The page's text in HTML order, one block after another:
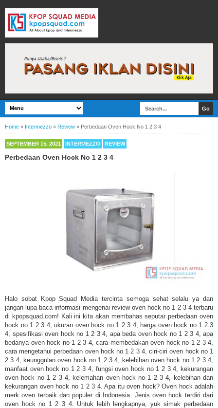
Home » Intermezzo » Review » Perbedaan Oven Hock No 1 2 3 4
SEPTEMBER 15, 2021 INTERMEZZO REVIEW
Perbedaan Oven Hock No 1 2 3 4
Halo sobat Kpop Squad Media tercinta semoga sehat selalu ya dan
jangan lupa baca informasi mengenai review oven hock no 1 2 3 4 terbaru
di kpopsquad.com! Kali ini kita akan membahas seputar perbedaan oven
hock no 1 2 3 4, ukuran oven hock no 1 2 3 4, harga oven hock no 1 2 3
4, spesifikasi oven hock no 1 2 3 4, apa beda oven hock no 1 2 3 4, apa
bedanya oven hock no 1 2 3 4, cara membedakan oven hock no 1 2 3 4,
cara mengetahui perbedaan oven hock no 1 2 3 4, ciri-ciri oven hock no 1
2 3 4, keunggulan oven hock no 1 2 3 4, kelebihan oven hock no 1 2 3 4,
manfaat oven hock no 1 2 3 4, fungsi oven hock no 1 2 3 4, kekurangan
oven hock no 1 2 3 4, kelemahan oven hock no 1 2 3 4, kelebihan dan
kekurangan oven hock no 1 2 3 4. Apa itu oven hock? Oven hock adalah
merk oven terbaik dan populer di Indonesia. Jenis oven hock terdiri dari
oven hock no 1 2 3 4. Untuk lebih lengkapnya, yuk simak perbedaan